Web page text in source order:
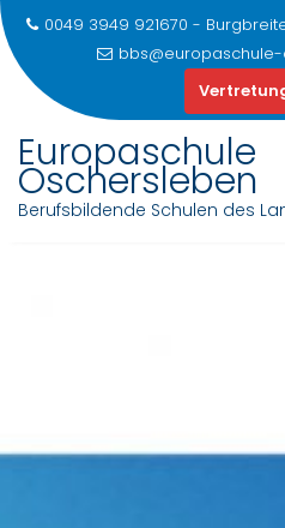
0049 3949 921670 -
Europaschule
Oschersleben
Berufsbildende Schulen des